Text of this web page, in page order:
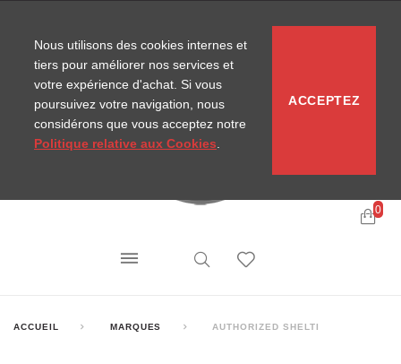
0
ACCUEIL MARQUES AUTHORIZED SHELTI
Nous utilisons des cookies internes et
tiers pour améliorer nos services et
votre expérience d'achat. Si vous
poursuivez votre navigation, nous
considérons que vous acceptez notre
Politique relative aux Cookies
ACCEPTEZ